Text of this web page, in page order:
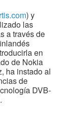
) y
las
a través de
en
de Nokia
ha instado al
de
DVB-